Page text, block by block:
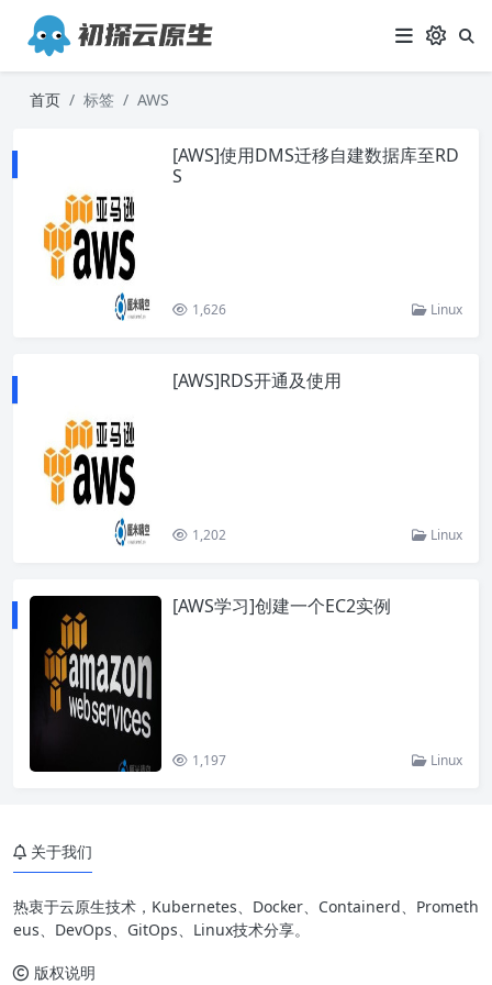
首页 标签 AWS
[AWS]使用DMS迁移自建数据库至RD
S
1,626 Linux
[AWS]RDS开通及使用
1,202 Linux
[AWS学习]创建一个EC2实例
1,197 Linux
关于我们
热衷于云原生技术，Kubernetes、Docker、Containerd、Prometh
eus、DevOps、GitOps、Linux技术分享。
版权说明